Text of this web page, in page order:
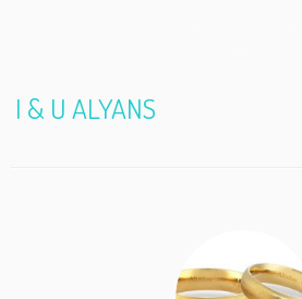
I & U ALYANS